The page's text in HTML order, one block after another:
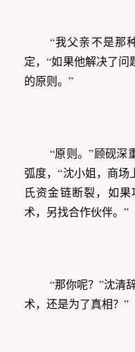
“我父亲不是那
定，“如果他解决了
的原则。”
“原则。”顾砚深
弧度，“沈小姐，商
氏资金链断裂，如
术，另找合作伙伴。”
“那你呢？”沈清
术，还是为了真相？”